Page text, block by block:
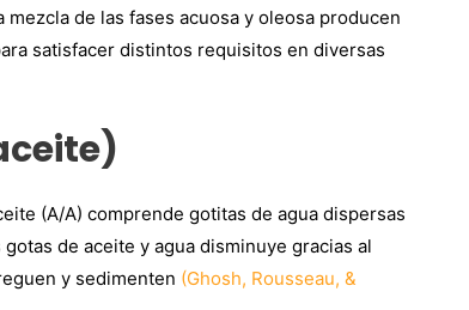
de las fases acuosa y oleosa producen
satisfacer distintos requisitos en diversas
(A/A) comprende gotitas de agua dispersas
de aceite y agua disminuye gracias al
y sedimenten (Ghosh, Rousseau, &